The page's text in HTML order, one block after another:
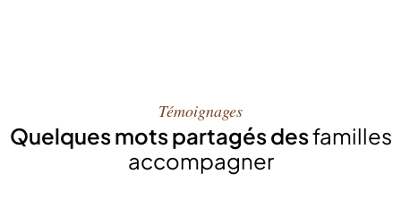
Témoignages
Quelques mots partagés desfamilles
accompagner